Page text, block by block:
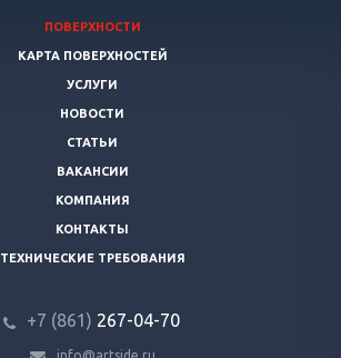
ПОВЕРХНОСТИ
КАРТА ПОВЕРХНОСТЕЙ
УСЛУГИ
НОВОСТИ
СТАТЬИ
ВАКАНСИИ
КОМПАНИЯ
КОНТАКТЫ
ТЕХНИЧЕСКИЕ ТРЕБОВАНИЯ
+7 (861) 267-04-70